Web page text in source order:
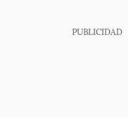
PUBLICIDAD